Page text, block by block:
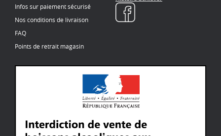
Infos sur paiement sécurisé
Nos conditions de livraison
FAQ
Points de retrait magasin